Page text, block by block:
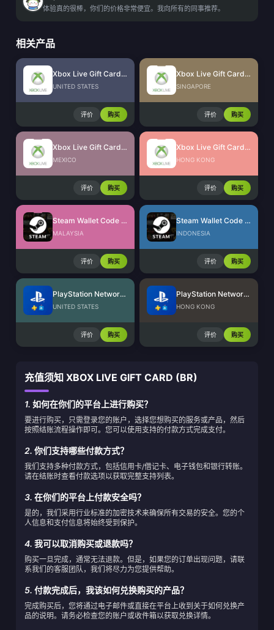
体验真的很棒，你们的价格非常便宜。我向所有的同事推荐。
相关产品
Xbox Live Gift Card (US)
UNITED STATES
评价 购买
Xbox Live Gift Card (SG)
SINGAPORE
评价 购买
Xbox Live Gift Card (MX)
MEXICO
评价 购买
Xbox Live Gift Card (HK)
HONG KONG
评价 购买
Steam Wallet Code (MYR)
MALAYSIA
评价 购买
Steam Wallet Code (IDR)
INDONESIA
评价 购买
PlayStation Network Card (US)
UNITED STATES
评价 购买
PlayStation Network Card (HK)
HONG KONG
评价 购买
充值须知 XBOX LIVE GIFT CARD (BR)
1. 如何在你们的平台上进行购买？
要进行购买，只需登录您的账户，选择您想购买的服务或产品，然后
按照结账流程操作即可。您可以使用支持的付款方式完成支付。
2. 你们支持哪些付款方式？
我们支持多种付款方式，包括信用卡/借记卡、电子钱包和银行转账。
请在结账时查看付款选项以获取完整支持列表。
3. 在你们的平台上付款安全吗？
是的，我们采用行业标准的加密技术来确保所有交易的安全。您的个
人信息和支付信息将始终受到保护。
4. 我可以取消购买或退款吗？
购买一旦完成，通常无法退款。但是，如果您的订单出现问题，请联
系我们的客服团队，我们将尽力为您提供帮助。
5. 付款完成后，我该如何兑换购买的产品？
完成购买后，您将通过电子邮件或直接在平台上收到关于如何兑换产
品的说明。请务必检查您的账户或收件箱以获取兑换详情。